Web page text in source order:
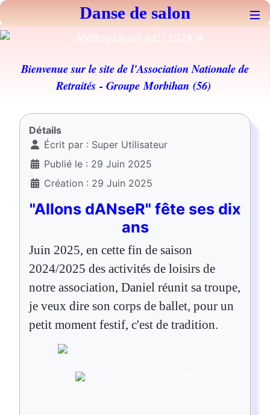
Bienvenue sur le site de l'Association Nationale de
Retraités - Groupe Morbihan (56)
Détails
Écrit par : Super Utilisateur
Publié le : 29 Juin 2025
Création : 29 Juin 2025
"Allons dANseR" fête ses dix
ans
Juin 2025, en cette fin de saison
2024/2025 des activités de loisirs de
notre association, Daniel réunit sa troupe,
je veux dire son corps de ballet, pour un
petit moment festif, c'est de tradition.
Danse de salon ≡